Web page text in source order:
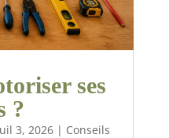
ses
?
3, 2026| Conseils